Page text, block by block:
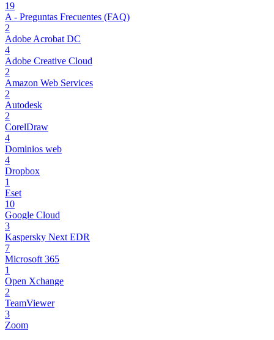
19
A - Preguntas Frecuentes (FAQ)
2
Adobe Acrobat DC
4
Adobe Creative Cloud
2
Amazon Web Services
2
Autodesk
2
CorelDraw
4
Dominios web
4
Dropbox
1
Eset
10
Google Cloud
3
Kaspersky Next EDR
7
Microsoft 365
1
Open Xchange
2
TeamViewer
3
Zoom